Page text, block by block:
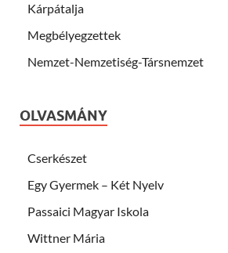
Kárpátalja
Megbélyegzettek
Nemzet-Nemzetiség-Társnemzet
OLVASMÁNY
Cserkészet
Egy Gyermek – Két Nyelv
Passaici Magyar Iskola
Wittner Mária